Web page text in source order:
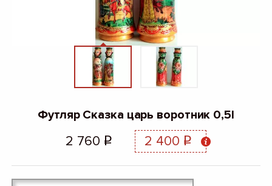
Футляр Сказка царь воротник 0,5l
2 760 q 2 400 q